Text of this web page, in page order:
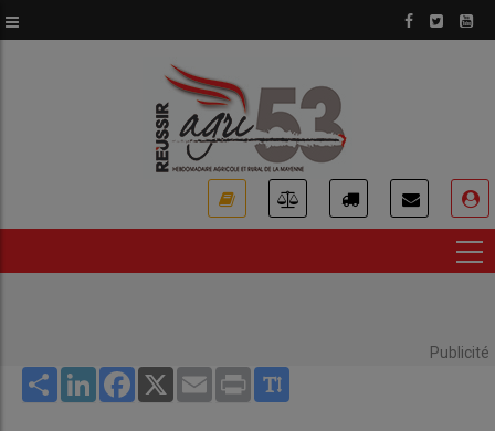
au
Publicité
Share LinkedInFacebook
X Email Print